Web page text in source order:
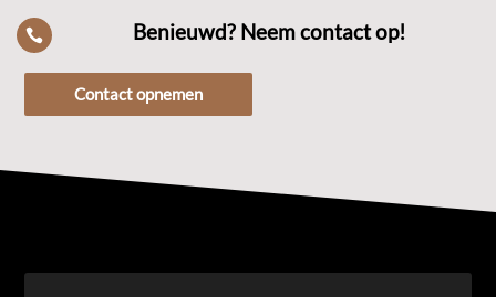
 Benieuwd? Neem contact op!
Contact opnemen